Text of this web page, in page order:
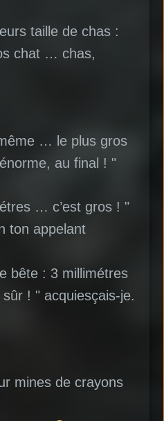
taille de chas :
chat … chas,
… le plus gros
au final ! "
… c’est gros ! "
ton appelant
bête : 3 millimétres
! " acquiesçais-je.
mines de crayons